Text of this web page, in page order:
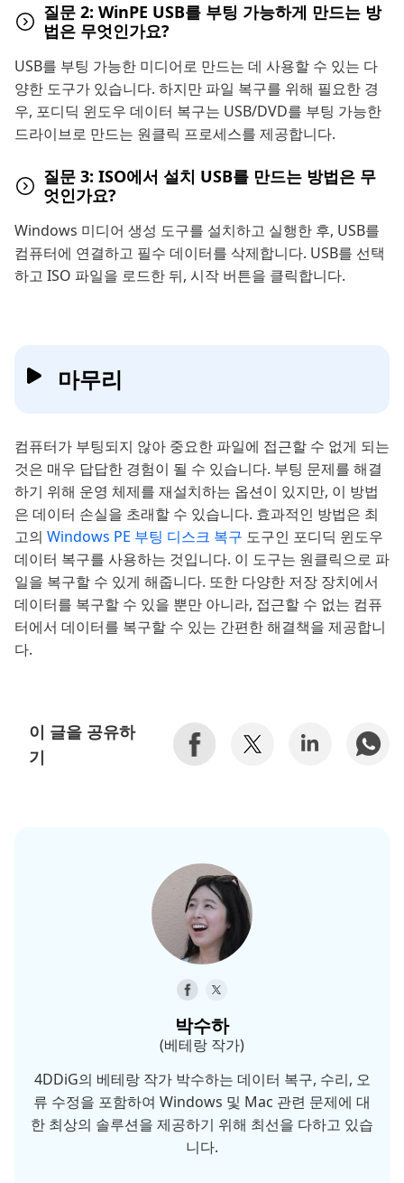
질문 2: WinPE USB를 부팅 가능하게 만드는 방
법은 무엇인가요?
USB를 부팅 가능한 미디어로 만드는 데 사용할 수 있는 다
양한 도구가 있습니다. 하지만 파일 복구를 위해 필요한 경
우, 포디딕 윈도우 데이터 복구는 USB/DVD를 부팅 가능한
드라이브로 만드는 원클릭 프로세스를 제공합니다.
질문 3: ISO에서 설치 USB를 만드는 방법은 무
엇인가요?
Windows 미디어 생성 도구를 설치하고 실행한 후, USB를
컴퓨터에 연결하고 필수 데이터를 삭제합니다. USB를 선택
하고 ISO 파일을 로드한 뒤, 시작 버튼을 클릭합니다.
마무리
컴퓨터가 부팅되지 않아 중요한 파일에 접근할 수 없게 되는
것은 매우 답답한 경험이 될 수 있습니다. 부팅 문제를 해결
하기 위해 운영 체제를 재설치하는 옵션이 있지만, 이 방법
은 데이터 손실을 초래할 수 있습니다. 효과적인 방법은 최
고의 Windows PE 부팅 디스크 복구 도구인 포디딕 윈도우
데이터 복구를 사용하는 것입니다. 이 도구는 원클릭으로 파
일을 복구할 수 있게 해줍니다. 또한 다양한 저장 장치에서
데이터를 복구할 수 있을 뿐만 아니라, 접근할 수 없는 컴퓨
터에서 데이터를 복구할 수 있는 간편한 해결책을 제공합니
다.
이 글을 공유하
기
박수하
(베테랑 작가)
4DDiG의 베테랑 작가 박수하는 데이터 복구, 수리, 오
류 수정을 포함하여 Windows 및 Mac 관련 문제에 대
한 최상의 솔루션을 제공하기 위해 최선을 다하고 있습
니다.